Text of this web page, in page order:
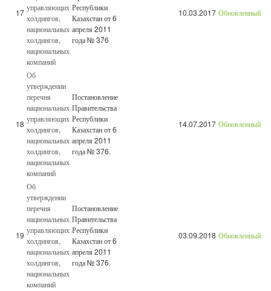
17
управляющих
холдингов,
национальных
холдингов,
национальных
компаний
Республики
Казахстан от 6
апреля 2011
года № 376
10.03.2017 Обновленный
18
Об
утверждении
перечня
национальных
управляющих
холдингов,
национальных
холдингов,
национальных
компаний
Постановление
Правительства
Республики
Казахстан от 6
апреля 2011
года № 376.
14.07.2017 Обновленный
19
Об
утверждении
перечня
национальных
управляющих
холдингов,
национальных
холдингов,
национальных
компаний
Постановление
Правительства
Республики
Казахстан от 6
апреля 2011
года № 376.
03.09.2018 Обновленный